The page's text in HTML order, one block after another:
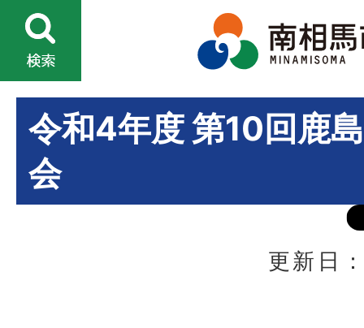
令和4年度 第10回鹿
会
更新日